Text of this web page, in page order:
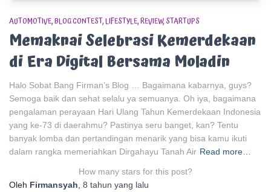
AUTOMOTIVE BLOG CONTEST LIFESTYLE REVIEW STARTUPS
Memaknai Selebrasi Kemerdekaan
di Era Digital Bersama Moladin
Halo Sobat Bang Firman’s Blog … Bagaimana kabarnya, guys?
Semoga baik dan sehat selalu ya semuanya. Oh iya, bagaimana
pengalaman perayaan Hari Ulang Tahun Kemerdekaan Indonesia
yang ke-73 di daerahmu? Pastinya seru banget, kan? Tentu
banyak lomba dan pertandingan menarik yang bisa kamu ikuti
dalam rangka memeriahkan Dirgahayu Tanah Air Read more…
How many stars for this post?
Oleh Firmansyah 8 tahun yang lalu